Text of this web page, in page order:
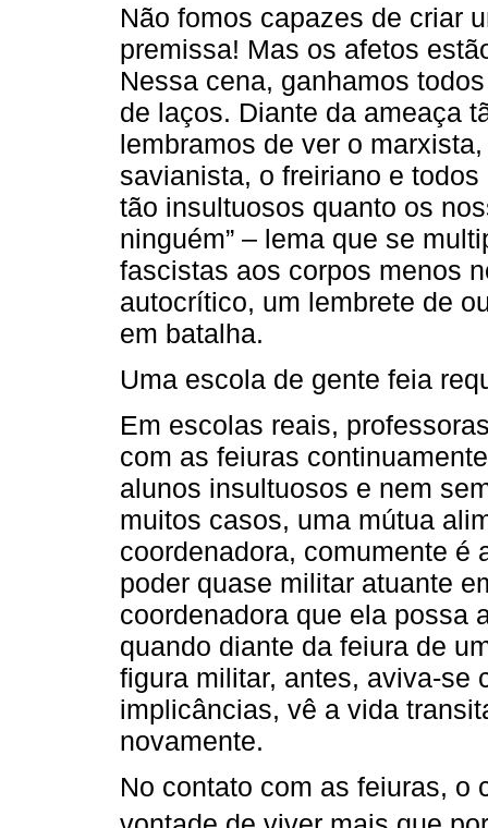
Não fomos capazes de criar
premissa! Mas os afetos
Nessa cena, ganhamos
de laços. Diante da ameaça
lembramos de ver o
savianista, o freiriano e
tão insultuosos quanto os
ninguém” – lema que se
fascistas aos corpos menos
autocrítico, um lembrete de
em batalha.
Uma escola de gente feia
Em escolas reais,
com as feiuras
alunos insultuosos e nem
muitos casos, uma mútua
coordenadora, comumente é
poder quase militar atuante
coordenadora que ela possa
quando diante da feiura de
figura militar, antes, aviva-se
implicâncias, vê a vida
novamente.
No contato com as feiuras, o